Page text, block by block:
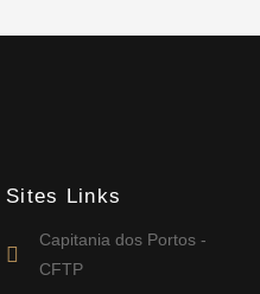
Sites Links
Capitania dos Portos -
CFTP